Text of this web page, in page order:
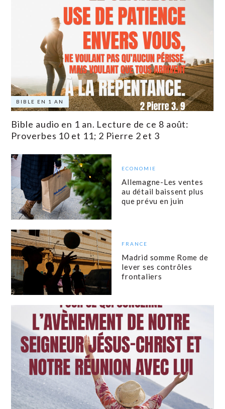
BIBLE EN 1 AN
Bible audio en 1 an. Lecture de ce 8 août:
Proverbes 10 et 11; 2 Pierre 2 et 3
ECONOMIE
Allemagne-Les ventes
au détail baissent plus
que prévu en juin
FRANCE
Madrid somme Rome de
lever ses contrôles
frontaliers